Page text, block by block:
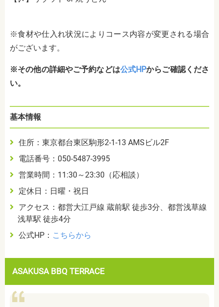
※食材や仕入れ状況によりコース内容が変更される場合
がございます。
※その他の詳細やご予約などは公式HPからご確認くださ
い。
基本情報
住所：東京都台東区駒形2-1-13 AMSビル2F
電話番号：050-5487-3995
営業時間：11:30～23:30（応相談）
定休日：日曜・祝日
アクセス：都営大江戸線 蔵前駅 徒歩3分、都営浅草線
浅草駅 徒歩4分
公式HP： こちらから
ASAKUSA BBQ TERRACE